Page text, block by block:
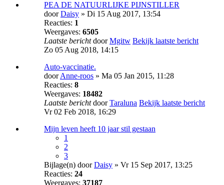
PEA DE NATUURLIJKE PIJNSTILLER
doorDaisy » Di 15 Aug 2017, 13:54
Reacties: 1
Weergaves: 6505
Laatste berichtdoorMgitw Bekijk laatste bericht
Zo 05 Aug 2018, 14:15
Auto-vaccinatie.
doorAnne-roos » Ma 05 Jan 2015, 11:28
Reacties: 8
Weergaves: 18482
Laatste berichtdoorTaraluna Bekijk laatste bericht
Vr 02 Feb 2018, 16:29
Mijn leven heeft 10 jaar stil gestaan
1
2
3
Bijlage(n) doorDaisy » Vr 15 Sep 2017, 13:25
Reacties: 24
Weergaves: 37187